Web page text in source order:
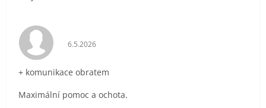
Hodnocení obchodu je 5 z 5 hvězdiček.
6.5.2026
+ komunikace obratem
Maximální pomoc a ochota.